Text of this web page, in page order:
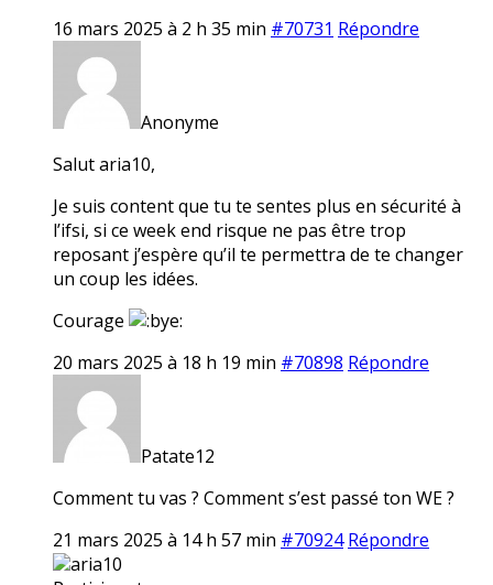
16 mars 2025 à 2 h 35 min #70731 Répondre
Anonyme
Salut aria10,
Je suis content que tu te sentes plus en sécurité à
l’ifsi, si ce week end risque ne pas être trop
reposant j’espère qu’il te permettra de te changer
un coup les idées.
Courage
20 mars 2025 à 18 h 19 min #70898 Répondre
Patate12
Comment tu vas ? Comment s’est passé ton WE ?
21 mars 2025 à 14 h 57 min #70924 Répondre
aria10